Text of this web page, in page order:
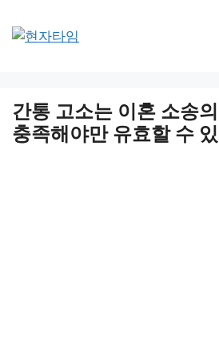
간통 고소는 이혼 소송
충족해야만 유효할 수